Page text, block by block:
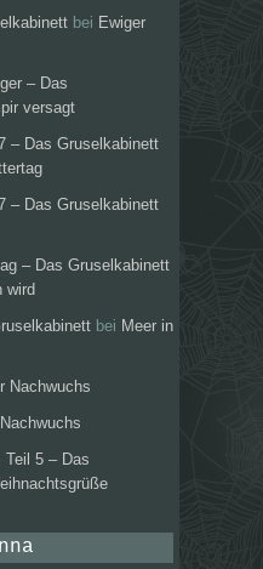
bei Ewiger
– Das
versagt
– Das Gruselkabinett
– Das Gruselkabinett
– Das Gruselkabinett
wird
bei Meer in
Nachwuchs
Teil 5 – Das